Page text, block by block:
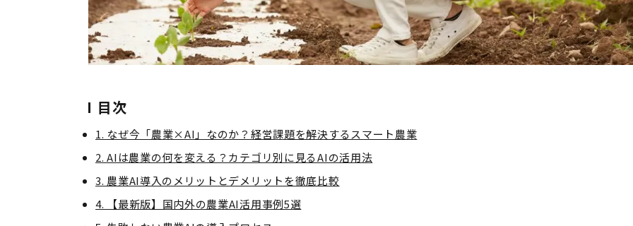
目次
1. なぜ今「農業×AI」なのか？経営課題を解決するスマート農業
2. AIは農業の何を変える？カテゴリ別に見るAIの活用法
3. 農業AI導入のメリットとデメリットを徹底比較
4. 【最新版】国内外の農業AI活用事例5選